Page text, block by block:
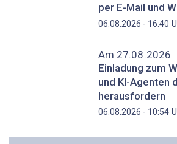
per E-Mail und
06.08.2026 - 16:40
Am 27.08.2026
Einladung zum
und KI-Agenten
herausfordern
06.08.2026 - 10:54